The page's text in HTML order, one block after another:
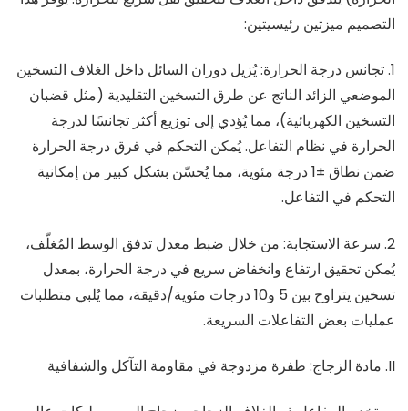
التصميم ميزتين رئيسيتين:
1. تجانس درجة الحرارة: يُزيل دوران السائل داخل الغلاف التسخين
الموضعي الزائد الناتج عن طرق التسخين التقليدية (مثل قضبان
التسخين الكهربائية)، مما يُؤدي إلى توزيع أكثر تجانسًا لدرجة
الحرارة في نظام التفاعل. يُمكن التحكم في فرق درجة الحرارة
ضمن نطاق ±1 درجة مئوية، مما يُحسّن بشكل كبير من إمكانية
التحكم في التفاعل.
2. سرعة الاستجابة: من خلال ضبط معدل تدفق الوسط المُغلّف،
يُمكن تحقيق ارتفاع وانخفاض سريع في درجة الحرارة، بمعدل
تسخين يتراوح بين 5 و10 درجات مئوية/دقيقة، مما يُلبي متطلبات
عمليات بعض التفاعلات السريعة.
II. مادة الزجاج: طفرة مزدوجة في مقاومة التآكل والشفافية